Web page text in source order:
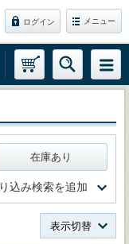
ログイン メニュー
在庫あり
込み検索を追加
表示切替